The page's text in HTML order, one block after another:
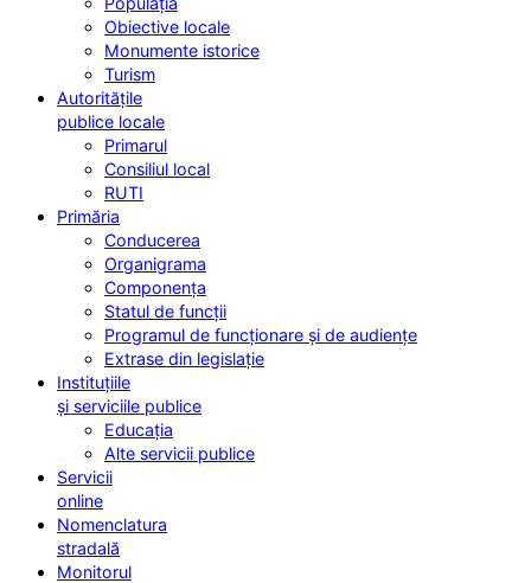
Obiective locale
Monumente istorice
Turism
Autoritățile
publice locale
Primarul
Consiliul local
RUTI
Primăria
Conducerea
Organigrama
Componența
Statul de funcții
Programul de funcționare și de audiențe
Extrase din legislație
Instituțiile
și serviciile publice
Educația
Alte servicii publice
Servicii
online
Nomenclatura
stradală
Monitorul